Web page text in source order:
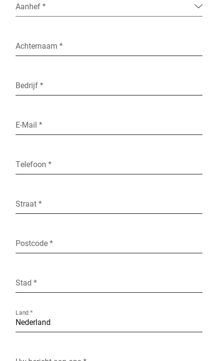
Aanhef *
Achternaam *
Bedrijf *
E-Mail *
Telefoon *
Straat *
Postcode *
Stad *
Land *